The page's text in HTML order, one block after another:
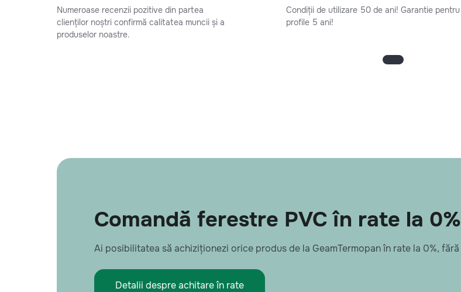
Numeroase recenzii pozitive din partea
clienților noștri confirmă calitatea muncii și a
produselor noastre.
Condiții de utilizare 50 de ani! Garantie pentru
profile 5 ani!
Comandă ferestre PVC în rate la 0%
Ai posibilitatea să achiziționezi orice produs de la GeamTermopan în rate la 0%, fără
Detalii despre achitare în rate